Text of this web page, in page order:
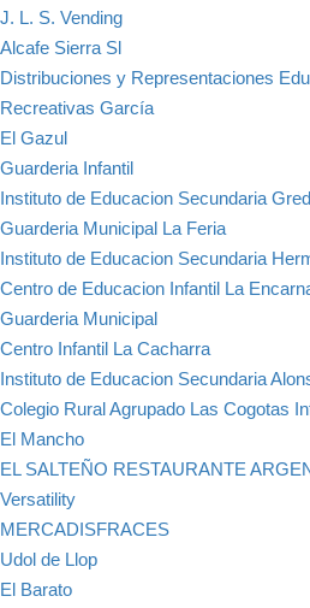
J. L. S. Vending
Alcafe Sierra Sl
Distribuciones y Representaciones
Recreativas García
El Gazul
Guarderia Infantil
Instituto de Educacion Secundaria
Guarderia Municipal La Feria
Instituto de Educacion Secundaria
Centro de Educacion Infantil La
Guarderia Municipal
Centro Infantil La Cacharra
Instituto de Educacion Secundaria
Colegio Rural Agrupado Las Cogotas
El Mancho
EL SALTEÑO RESTAURANTE
Versatility
MERCADISFRACES
Udol de Llop
El Barato